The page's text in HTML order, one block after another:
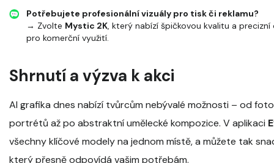
Potřebujete profesionální vizuály pro tisk či reklamu?
→ Zvolte Mystic 2K, který nabízí špičkovou kvalitu a
pro komerční využití.
Shrnutí a výzva k akci
AI grafika dnes nabízí tvůrcům nebývalé možnosti – od
portrétů až po abstraktní umělecké kompozice. V aplikaci
všechny klíčové modely na jednom místě, a můžete tak
který přesně odpovídá vašim potřebám.